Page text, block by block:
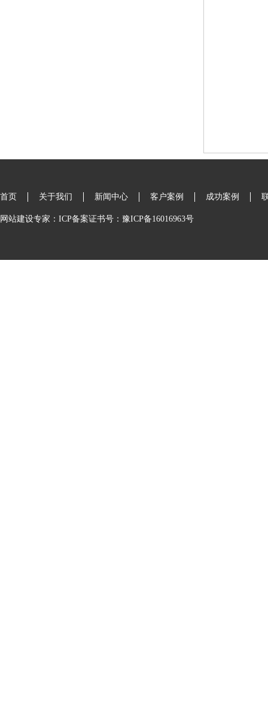
首页 关于我们 新闻中心 客户案例 成功案例
网站建设专家：ICP备案证书号：豫ICP备16016963号